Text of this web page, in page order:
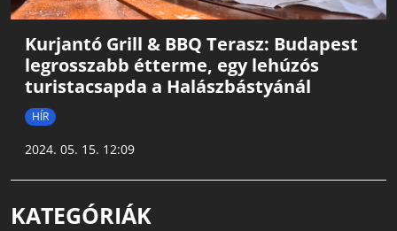
Kurjantó Grill & BBQ Terasz: Budapest
legrosszabb étterme, egy lehúzós
turistacsapda a Halászbástyánál
HÍR
2024. 05. 15. 12:09
KATEGÓRIÁK